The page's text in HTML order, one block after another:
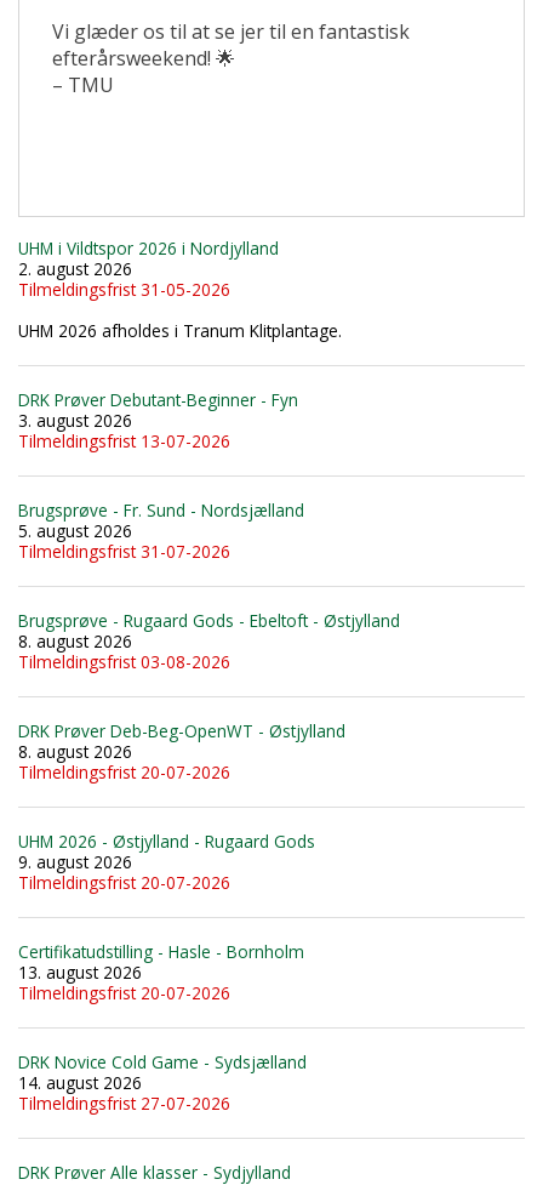
Vi glæder os til at se jer til en fantastisk
efterårsweekend! 🌟
– TMU
UHM i Vildtspor 2026 i Nordjylland
2. august 2026
Tilmeldingsfrist 31-05-2026
UHM 2026 afholdes i Tranum Klitplantage.
DRK Prøver Debutant-Beginner - Fyn
3. august 2026
Tilmeldingsfrist 13-07-2026
Brugsprøve - Fr. Sund - Nordsjælland
5. august 2026
Tilmeldingsfrist 31-07-2026
Brugsprøve - Rugaard Gods - Ebeltoft - Østjylland
8. august 2026
Tilmeldingsfrist 03-08-2026
DRK Prøver Deb-Beg-OpenWT - Østjylland
8. august 2026
Tilmeldingsfrist 20-07-2026
UHM 2026 - Østjylland - Rugaard Gods
9. august 2026
Tilmeldingsfrist 20-07-2026
Certifikatudstilling - Hasle - Bornholm
13. august 2026
Tilmeldingsfrist 20-07-2026
DRK Novice Cold Game - Sydsjælland
14. august 2026
Tilmeldingsfrist 27-07-2026
DRK Prøver Alle klasser - Sydjylland